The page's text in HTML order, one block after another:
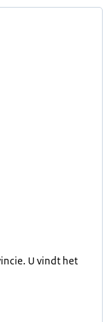
U vindt het